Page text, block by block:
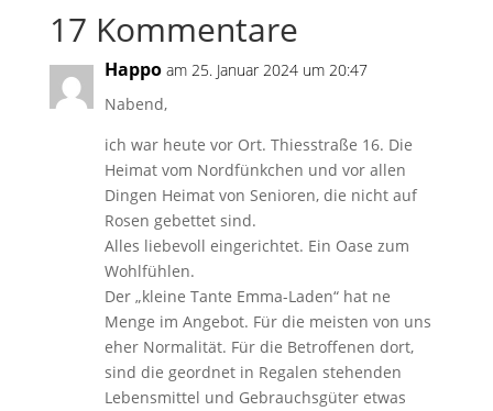
17 Kommentare
Happo am 25. Januar 2024 um 20:47
Nabend,
ich war heute vor Ort. Thiesstraße 16. Die
Heimat vom Nordfünkchen und vor allen
Dingen Heimat von Senioren, die nicht auf
Rosen gebettet sind.
Alles liebevoll eingerichtet. Ein Oase zum
Wohlfühlen.
Der „kleine Tante Emma-Laden“ hat ne
Menge im Angebot. Für die meisten von uns
eher Normalität. Für die Betroffenen dort,
sind die geordnet in Regalen stehenden
Lebensmittel und Gebrauchsgüter etwas